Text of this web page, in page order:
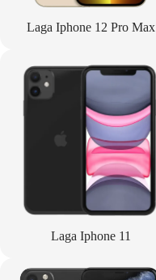
Laga Iphone 12 Pro Max
Laga Iphone 11